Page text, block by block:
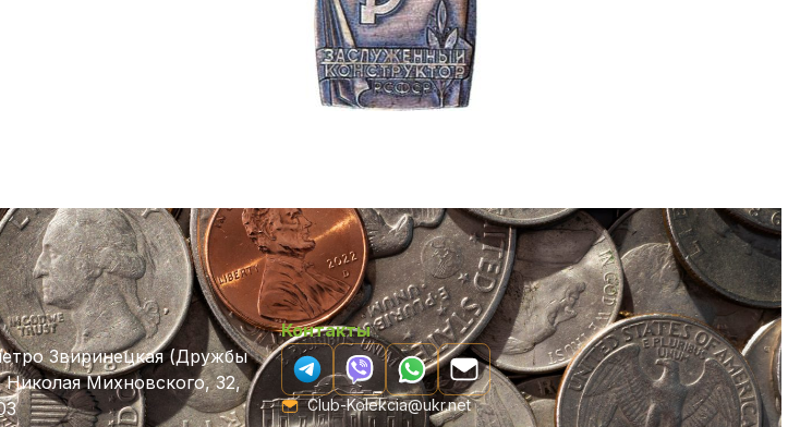
Звиринецкая (Дружбы
Михновского, 32,
Контакты
Club-Kolekcia@ukr.net